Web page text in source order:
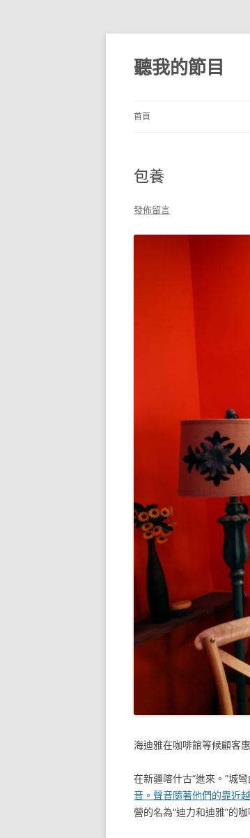
跳
主
要
內
聽我的節目
首頁
包養
發佈留言
海迪雅在咖啡館等候顧客
在新疆喀什古“進來。”城
音。聲音隨著他們的靠近
營的名為“迪力和迪雅”的咖